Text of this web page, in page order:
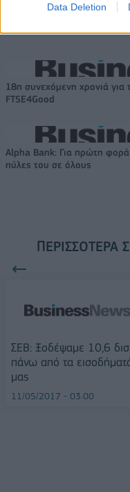
Data Deletion
18.990 ευρώ
18η συνεχόμενη χρονιά για
FTSE4Good
Alpha Bank: Για πρώτη φορά
πύλες του σε όλους
ΠΕΡΙΣΣΌΤΕΡΑ
ΣΕΒ: Ξοδέψαμε 10,6 δισ.
πάνω από τα
μας
11/05/2017 - 03:00